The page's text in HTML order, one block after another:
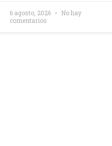
6 agosto, 2026
No hay
comentarios